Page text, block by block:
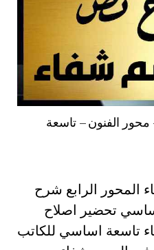
الفنون – تاسعة
الرابع شرح
محور الفنون 9 اساسي تحضير اصلاح
اساسي للكاتب